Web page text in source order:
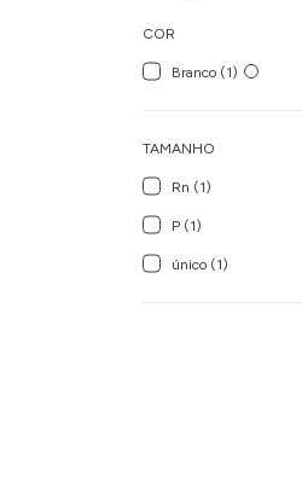
COR
Branco (1)
TAMANHO
Rn (1)
P (1)
único (1)